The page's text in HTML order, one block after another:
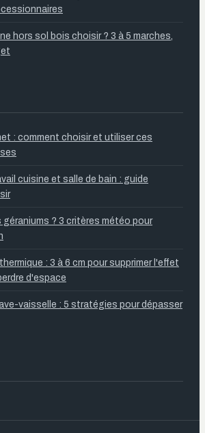
hors sol bois choisir ? 3 à 5 marches,
: comment choisir et utiliser ces
cuisine et salle de bain : guide
? 3 critères météo pour
: 3 à 6 cm pour supprimer l'effet
d'espace
vaisselle : 5 stratégies pour dépasser